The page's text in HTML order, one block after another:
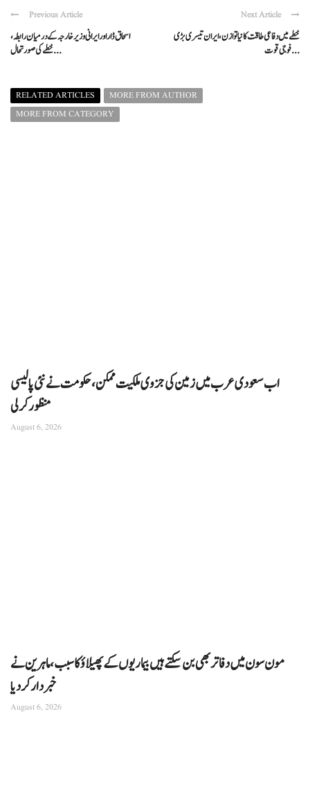
Previous Article
اسحاق ڈار اور ایرانی وزیر خارجہ کے درمیان رابطہ،
خطے کی صورتحال ...
Next Article
خطے میں دفاعی طاقت کا نیا توازن، ایران تیسری بڑی
فوجی قوت ...
RELATED ARTICLES
MORE FROM AUTHOR
MORE FROM CATEGORY
اب سعودی عرب میں زمین کی جزوی ملکیت ممکن، حکومت نے نئی پالیسی
منظور کرلی
August 6, 2026
مون سون میں دفاتر بھی بن سکتے ہیں بیماریوں کے پھیلاؤ کا سبب، ماہرین نے
خبردار کر دیا
August 6, 2026